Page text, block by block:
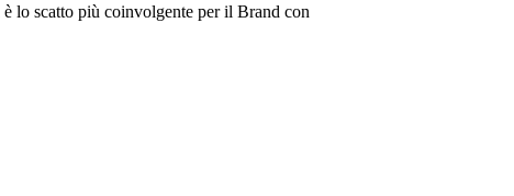
è lo scatto più coinvolgente per il Brand con